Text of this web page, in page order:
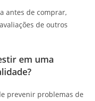
antes de comprar,
de outros
em uma
prevenir problemas de